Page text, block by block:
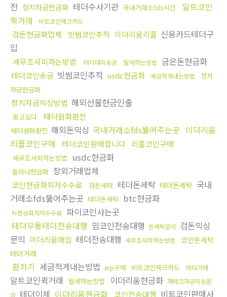
전 정치자금현금화 테더수사기관 국내거래소fds시간
알트코인
퀵거래
비트코인체크카드
검돈현금화업체 빗썸코인추적 이더리움리플 신용카드테더구
입
세무조사피하는방법 테더대리송금 탈세하는방법 금은돈현금화
테더코인송금 빗썸코인추적 usdc현금화 세금적게내는방법
정치
자금현금화
정치자금믹싱방법 해외선물현금인출
중고오다 태더원화환전
태더원화환전 해외돈믹싱 국내거래소fds뚫어주는곳 이더리움
리플코인구매
테더코인판매합니다 리플코인구매
세무조사피하는방법 usdc현금화
솔라나현금화 장외거래업체
코인현금화최저수수료 검돈세탁 테더돈세탁 테더돈세탁 국내
거래소fds뚫어주는곳 테더돈세탁 btc현금화
fx현금화최저수수료 파이코인사는곳
테더무통테더전송대행 밈코인전송대행 돈세탁문의 검돈믹싱
문의 이더리움매입 테더전송대행 세무조사피하는방법
코인돈세탁
테더거래
환치기 세금적게내는방법 xrp구매 비트코인체크카드 테더거래
알트코인퀵거래 탈세하는방법 이더리움현금화 재테크자금믹싱문
의
테더이체 이더리움현금화 코인전송대행 비트코인판매사